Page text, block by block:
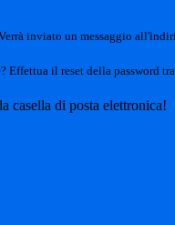
inviato un messaggio
Effettua il reset della password
casella di posta elettronica!